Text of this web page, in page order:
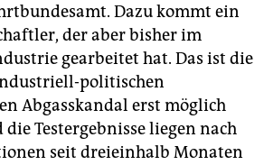
Dazu kommt ein
der aber bisher im
gearbeitet hat. Das ist die
politischen
Abgasskandal erst möglich
die Testergebnisse liegen nach
seit dreieinhalb Monaten